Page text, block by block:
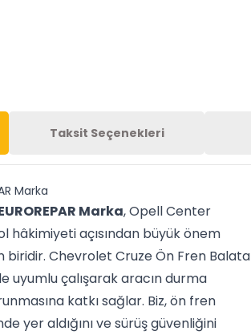
Taksit Seçenekleri
Marka
Marka, Opell Center
hâkimiyeti açısından büyük önem
Chevrolet Cruze Ön Fren Balata
uyumlu çalışarak aracın durma
katkı sağlar. Biz, ön fren
yer aldığını ve sürüş güvenliğini